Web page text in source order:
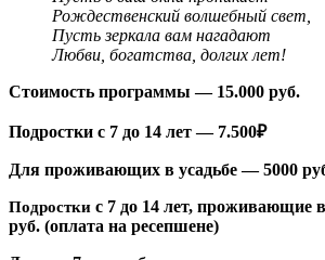
Рождественский волшебный свет,
Пусть зеркала вам нагадают
Любви, богатства, долгих лет!
Стоимость программы — 15.000 руб.
Подростки с 7 до 14 лет — 7.500₽
Для проживающих в усадьбе — 5000
Подростки с 7 до 14 лет, проживающие
руб. (оплата на ресепшене)